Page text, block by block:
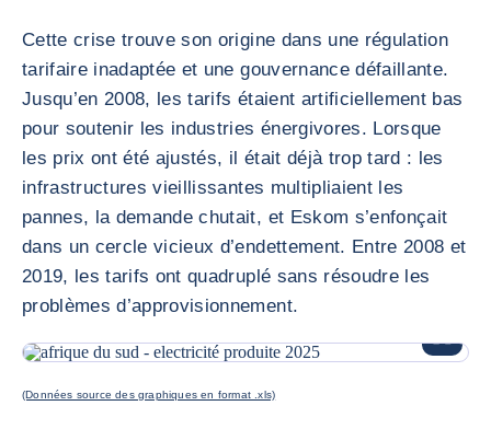
Cette crise trouve son origine dans une régulation
tarifaire inadaptée et une gouvernance défaillante.
Jusqu’en 2008, les tarifs étaient artificiellement bas
pour soutenir les industries énergivores. Lorsque
les prix ont été ajustés, il était déjà trop tard : les
infrastructures vieillissantes multipliaient les
pannes, la demande chutait, et Eskom s’enfonçait
dans un cercle vicieux d’endettement. Entre 2008 et
2019, les tarifs ont quadruplé sans résoudre les
problèmes d’approvisionnement.
(Données source des graphiques en format .xls)